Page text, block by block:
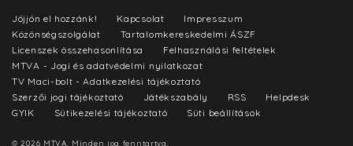
Jöjjön el hozzánk! Kapcsolat
Impresszum
Közönségszolgálat
Tartalomkereskedelmi ÁSZF
Licenszek összehasonlítása
Felhasználási feltételek
MTVA - Jogi és adatvédelmi nyilatkozat
TV Maci-bolt - Adatkezelési tájékoztató
Szerzői jogi tájékoztató
Játékszabály RSS
Helpdesk
GYIK
Sütikezelési tájékoztató Süti beállítások
© 2026 MTVA. Minden jog fenntartva.